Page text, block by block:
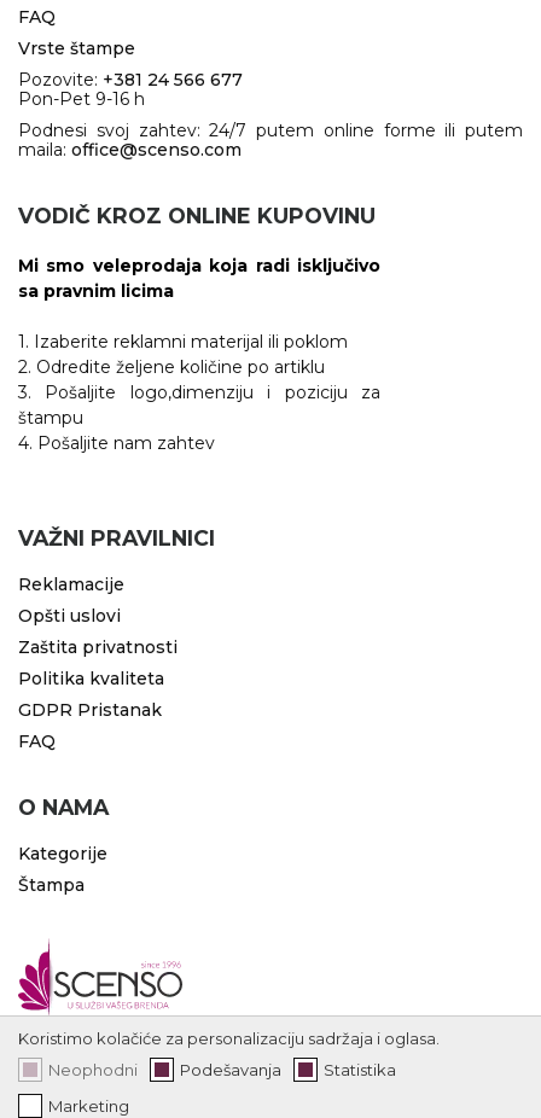
FAQ
Vrste štampe
Pozovite: +381 24 566 677
Pon-Pet 9-16 h
Podnesi svoj zahtev: 24/7 putem online forme ili putem
maila: office@scenso.com
VODIČ KROZ ONLINE KUPOVINU
Mi smo veleprodaja koja radi isključivo
sa pravnim licima
1. Izaberite reklamni materijal ili poklom
2. Odredite željene količine po artiklu
3. Pošaljite logo,dimenziju i poziciju za
štampu
4. Pošaljite nam zahtev
VAŽNI PRAVILNICI
Reklamacije
Opšti uslovi
Zaštita privatnosti
Politika kvaliteta
GDPR Pristanak
FAQ
O NAMA
Kategorije
Štampa
Koristimo kolačiće za personalizaciju sadržaja i oglasa.
Neophodni
Podešavanja
Statistika
Marketing